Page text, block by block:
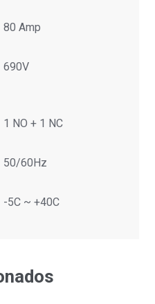
80 Amp
690V
1 NO + 1 NC
50/60Hz
-5C ~ +40C